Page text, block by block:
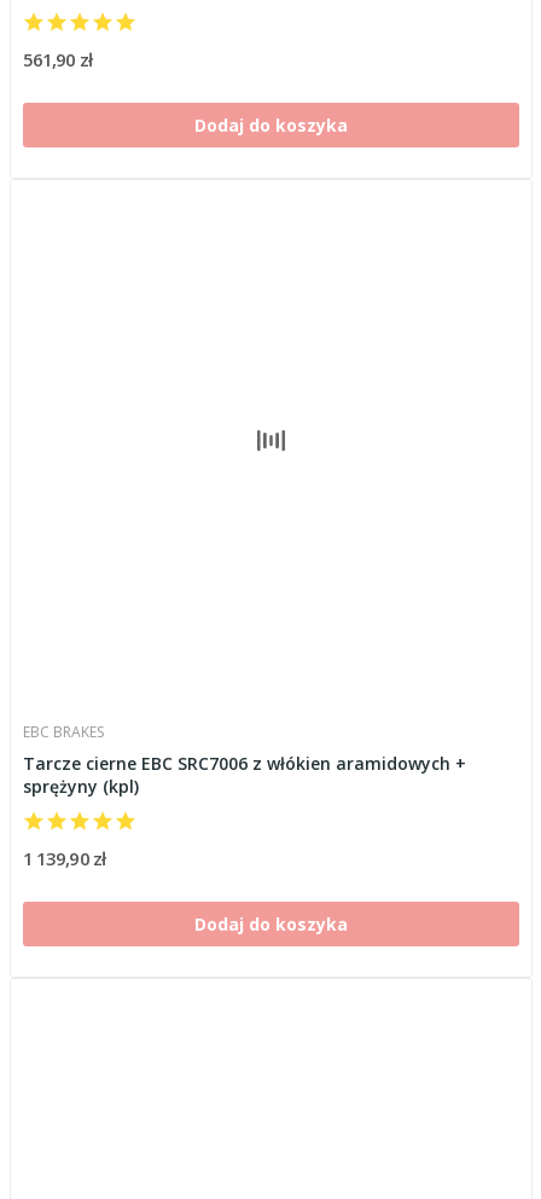
561,90 zł
Dodaj do koszyka
EBC BRAKES
Tarcze cierne EBC SRC7006 z włókien aramidowych +
sprężyny (kpl)
1 139,90 zł
Dodaj do koszyka